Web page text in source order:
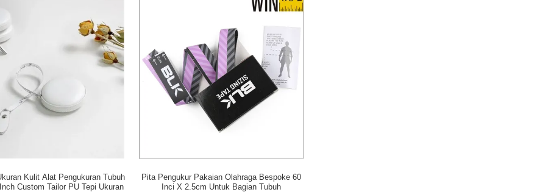
Kulit Alat Pengukuran Tubuh
Custom Tailor PU Tepi Ukuran
Pita Pengukur Pakaian Olahraga Bespoke 60
Inci X 2.5cm Untuk Bagian Tubuh